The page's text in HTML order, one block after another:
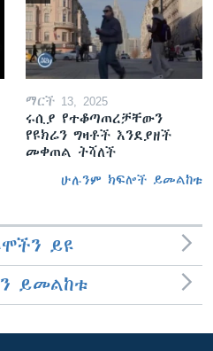
ማርች 13, 2025
ሩሲያ የተቆጣጠረቻቸውን
የዩክሬን ግዛቶች እንደያዘች
መቀጠል ትሻለች
ሁሉንም ክፍሎች ይመልከቱ
ይዩ
ይመልከቱ